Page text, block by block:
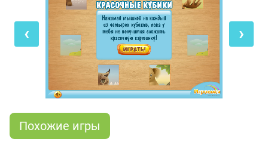
рисунок, необходимо поставить все кубики
правильной стороной. Для этого нужно
переворачивать кубики, щёлкая по ним мышкой, и
если ты всё сделаешь правильно, то сразу же
перейдёшь к следующему уровню. А чтобы
узнать, какую именно картинку нужно собрать,
посмотри на подсказку вверху экрана.
‹ ›
Похожие игры